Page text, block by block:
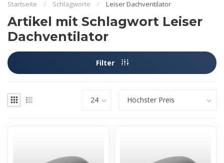
Startseite / Schlagworte / Leiser Dachventilator
Artikel mit Schlagwort Leiser
Dachventilator
Filter